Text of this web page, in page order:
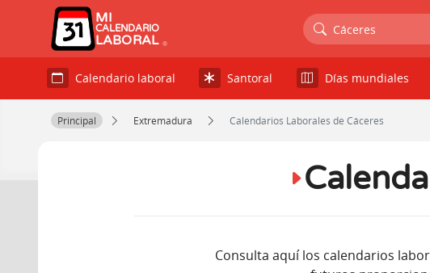
MI
CALENDARIO
LABORAL
Cáceres
Calendario laboral Santoral Días mundiales
Principal Extremadura Calendarios Laborales de Cáceres
Consulta aquí los calendarios